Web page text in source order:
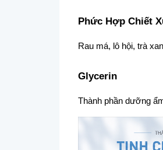
Phức Hợp Chiết
Rau má, lô hội, trà
Glycerin
Thành phần dưỡng